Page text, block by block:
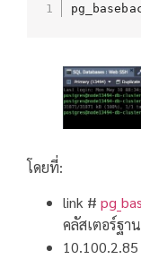
โดยที่:
link #
คลัสเตอร์ฐา